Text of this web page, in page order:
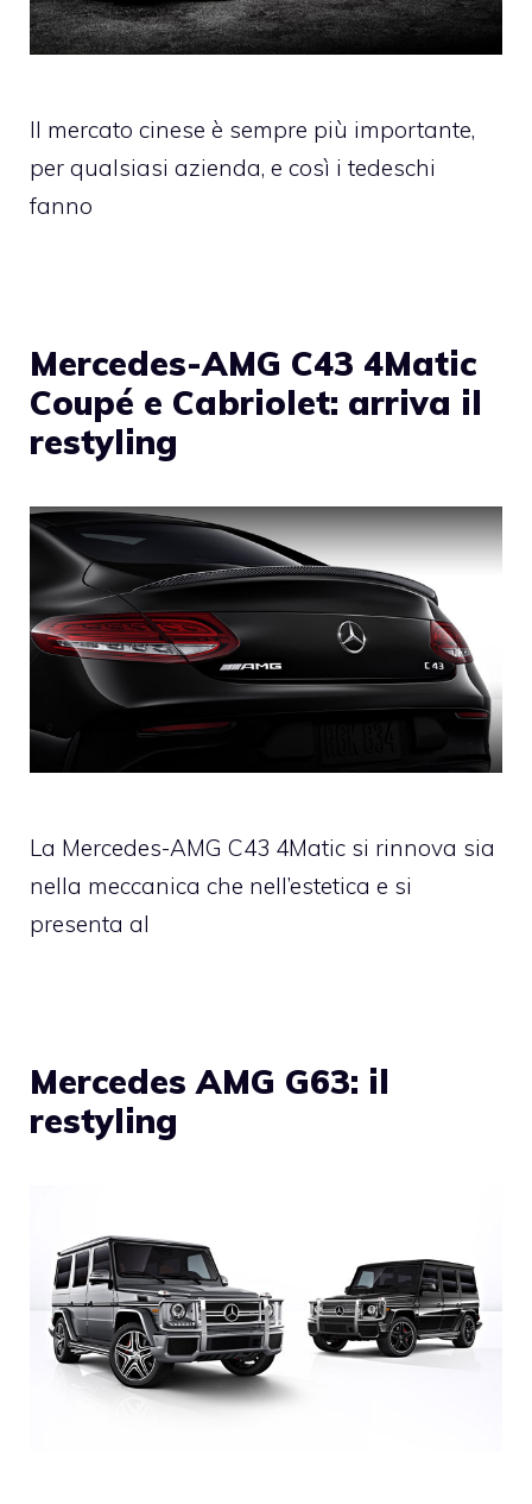
Il mercato cinese è sempre più importante,
per qualsiasi azienda, e così i tedeschi
fanno
Mercedes-AMG C43 4Matic
Coupé e Cabriolet: arriva il
restyling
La Mercedes-AMG C43 4Matic si rinnova sia
nella meccanica che nell’estetica e si
presenta al
Mercedes AMG G63: il
restyling